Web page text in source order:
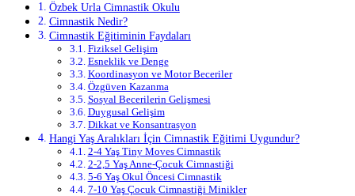
Özbek Urla Cimnastik Okulu
Cimnastik Nedir?
Cimnastik Eğitiminin Faydaları
Fiziksel Gelişim
Esneklik ve Denge
Koordinasyon ve Motor Beceriler
Özgüven Kazanma
Sosyal Becerilerin Gelişmesi
Duygusal Gelişim
Dikkat ve Konsantrasyon
Hangi Yaş Aralıkları İçin Cimnastik Eğitimi Uygundur?
2-4 Yaş Tiny Moves Cimnastik
2-2,5 Yaş Anne-Çocuk Cimnastiği
5-6 Yaş Okul Öncesi Cimnastik
7-10 Yaş Çocuk Cimnastiği Minikler